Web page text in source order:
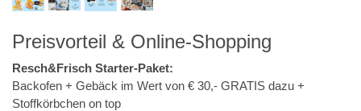
Preisvorteil & Online-Shopping
Resch&Frisch Starter-Paket:
Backofen + Gebäck im Wert von € 30,- GRATIS dazu +
Stoffkörbchen on top